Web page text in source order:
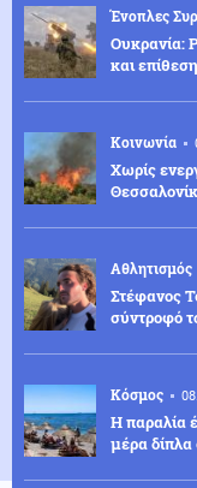
Ένοπλες
Ουκρανία:
και
Κοινωνία
Χωρίς
Αθλητισμός
Στέφανος
σύντροφό
Κόσμος
Η παραλία
μέρα